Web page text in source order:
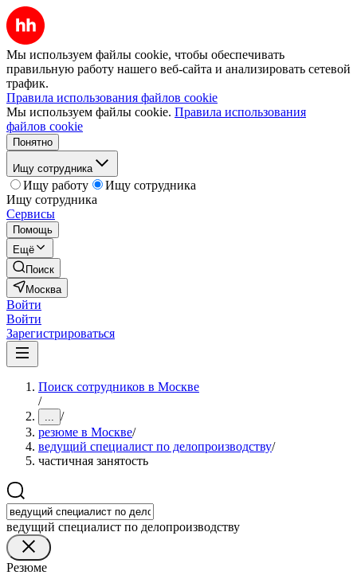
Мы используем файлы cookie, чтобы обеспечивать
правильную работу нашего веб-сайта и анализировать сетевой
трафик.
Правила использования файлов cookie
Мы используем файлы cookie. Правила использования
файлов cookie
Понятно
Ищу сотрудника
Ищу работу
Ищу сотрудника
Ищу сотрудника
Сервисы
Помощь
Ещё
Поиск
Москва
Войти
Войти
Зарегистрироваться
Поиск сотрудников в Москве
/
... /
резюме в Москве/
ведущий специалист по делопроизводству/
частичная занятость
ведущий специалист по делопроизводству
Резюме